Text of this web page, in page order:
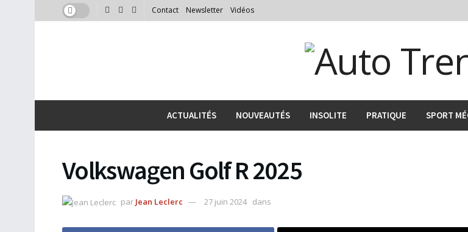
Contact Newsletter Vidéos
ACTUALITÉS NOUVEAUTÉS INSOLITE PRATIQUE SPORT
Volkswagen Golf R 2025
par Jean Leclerc 27 juin 2024 dans